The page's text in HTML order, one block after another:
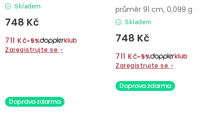
Skladem
748 Kč
711 Kč−5%
Zaregistrujte se ›
Skladem
748 Kč
711 Kč−5%
Zaregistrujte se ›
průměr 91 cm, 0,099 g
Doprava zdarma
Doprava zdarma